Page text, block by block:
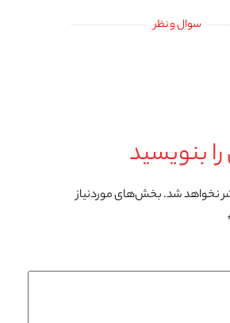
سوال و نظر
بنویسید
نخواهد شد.بخش‌های موردنیاز